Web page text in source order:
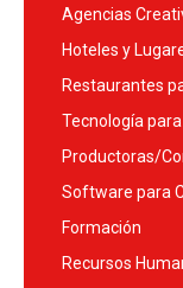
Agencias
Hoteles y
Restaurantes
Tecnología
Productoras/
Software para
Formación
Recursos